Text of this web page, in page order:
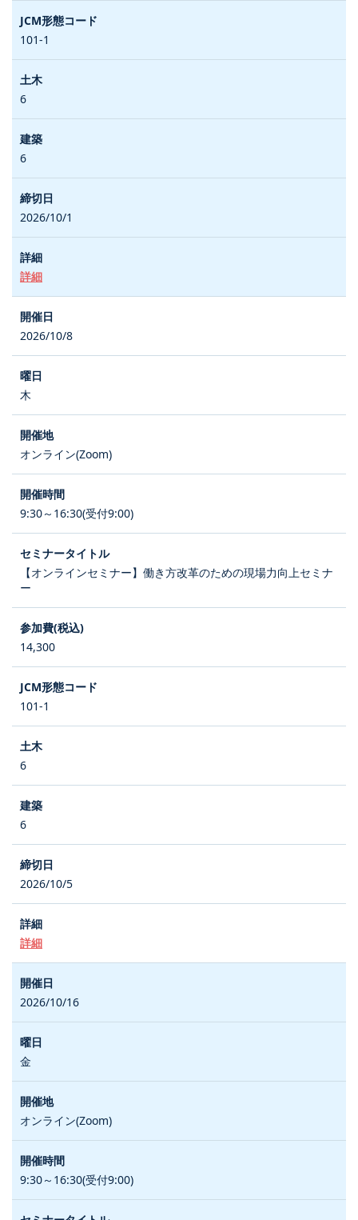
101-1
6
6
2026/10/1
詳細
2026/10/8
木
オンライン(Zoom)
9:30～16:30(受付9:00)
【オンラインセミナー】働き方改革のための現場力向上セミナ
ー
14,300
101-1
6
6
2026/10/5
詳細
2026/10/16
金
オンライン(Zoom)
9:30～16:30(受付9:00)